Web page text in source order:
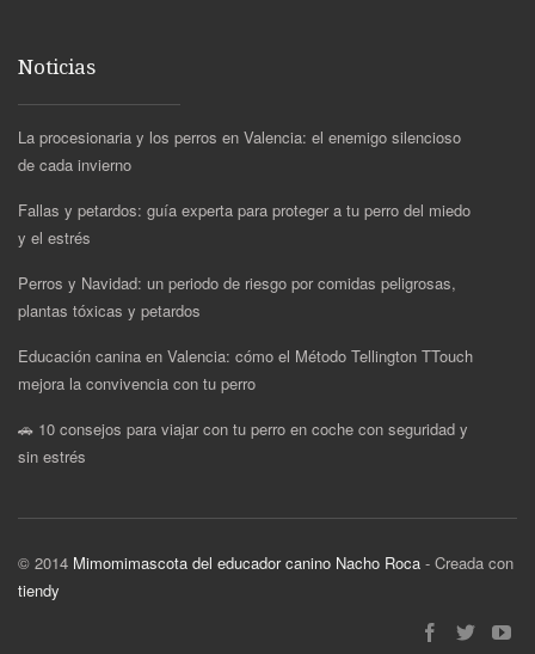
Noticias
La procesionaria y los perros en Valencia: el enemigo silencioso
de cada invierno
Fallas y petardos: guía experta para proteger a tu perro del miedo
y el estrés
Perros y Navidad: un periodo de riesgo por comidas peligrosas,
plantas tóxicas y petardos
Educación canina en Valencia: cómo el Método Tellington TTouch
mejora la convivencia con tu perro
🚗 10 consejos para viajar con tu perro en coche con seguridad y
sin estrés
© 2014 Mimomimascota del educador canino Nacho Roca - Creada con
tiendy